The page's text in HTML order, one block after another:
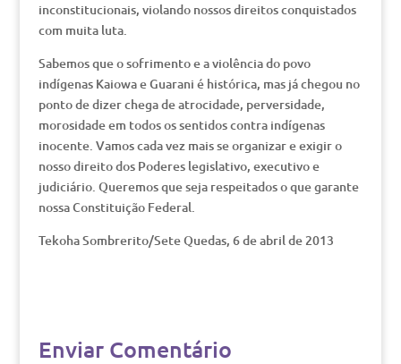
inconstitucionais, violando nossos direitos conquistados
com muita luta.
Sabemos que o sofrimento e a violência do povo
indígenas Kaiowa e Guarani é histórica, mas já chegou no
ponto de dizer chega de atrocidade, perversidade,
morosidade em todos os sentidos contra indígenas
inocente. Vamos cada vez mais se organizar e exigir o
nosso direito dos Poderes legislativo, executivo e
judiciário. Queremos que seja respeitados o que garante
nossa Constituição Federal.
Tekoha Sombrerito/Sete Quedas, 6 de abril de 2013
Enviar Comentário